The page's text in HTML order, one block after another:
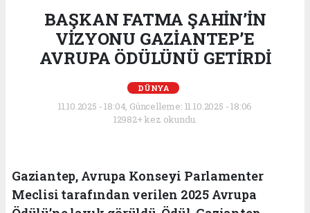
BAŞKAN FATMA ŞAHİN’İN
VİZYONU GAZİANTEP’E
AVRUPA ÖDÜLÜNÜ GETİRDİ
DÜNYA
11.10.2025 - 18:04, Güncelleme: 11.10.2025 - 18:06
12982+ kez okundu.
Gaziantep, Avrupa Konseyi Parlamenter
Meclisi tarafından verilen 2025 Avrupa